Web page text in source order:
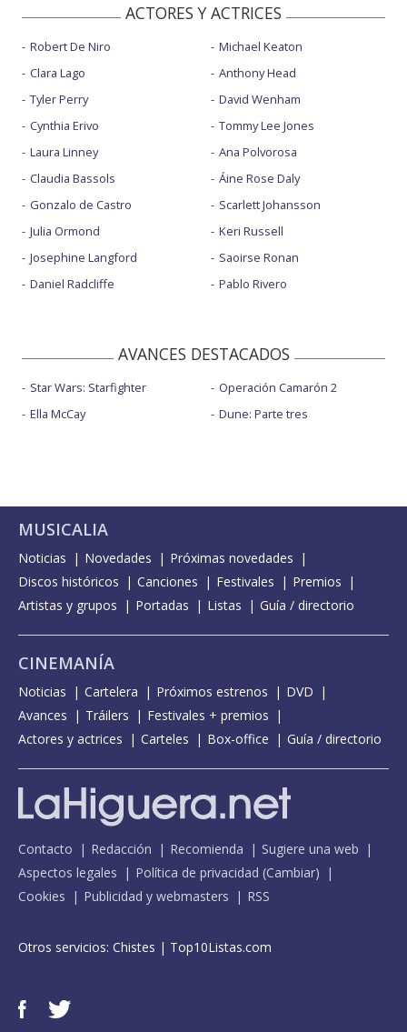
ACTORES Y ACTRICES
Robert De Niro
Clara Lago
Tyler Perry
Cynthia Erivo
Laura Linney
Claudia Bassols
Gonzalo de Castro
Julia Ormond
Josephine Langford
Daniel Radcliffe
Michael Keaton
Anthony Head
David Wenham
Tommy Lee Jones
Ana Polvorosa
Áine Rose Daly
Scarlett Johansson
Keri Russell
Saoirse Ronan
Pablo Rivero
AVANCES DESTACADOS
Star Wars: Starfighter
Ella McCay
Operación Camarón 2
Dune: Parte tres
MUSICALIA
Noticias Novedades
Próximas novedades
Discos históricos
Canciones Festivales
Premios
Artistas y grupos
Portadas Listas Guía / directorio
CINEMANÍA
Noticias Cartelera Próximos estrenos
DVD
Avances
Tráilers
Festivales + premios
Actores y actrices
Carteles Box-office Guía / directorio
Contacto Redacción Recomienda
Sugiere una web
Aspectos legales
Política de privacidad (Cambiar)
Cookies
Publicidad y webmasters RSS
Otros servicios: Chistes | Top10Listas.com